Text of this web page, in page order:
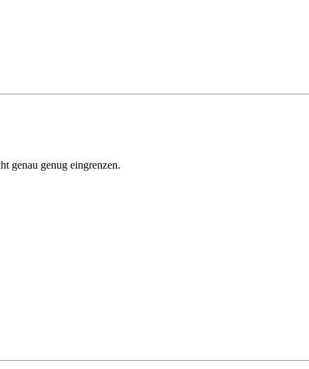
genau genug eingrenzen.